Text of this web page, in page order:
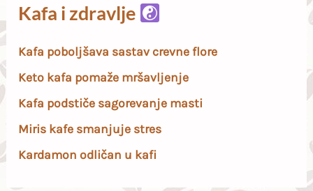
Kafa i zdravlje
Kafa poboljšava sastav crevne flore
Keto kafa pomaže mršavljenje
Kafa podstiče sagorevanje masti
Miris kafe smanjuje stres
Kardamon odličan u kafi